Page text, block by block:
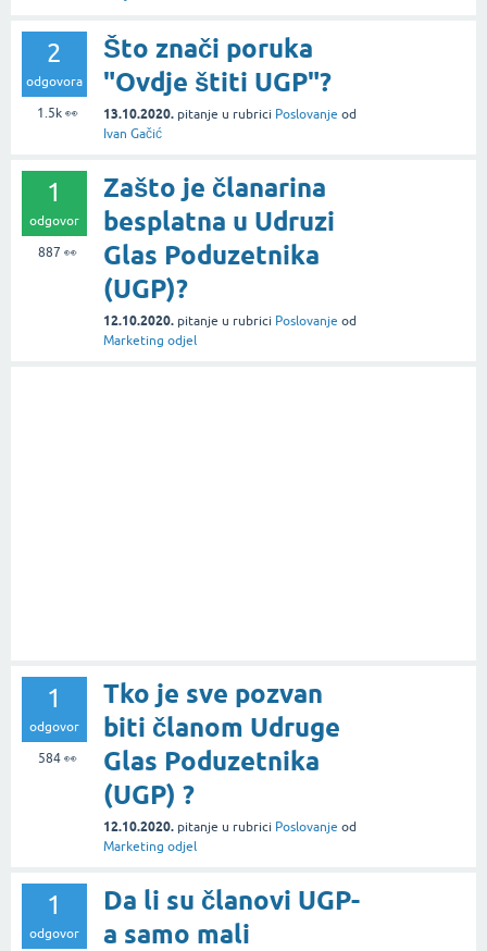
2
odgovora
1.5k👀
Što znači poruka
"Ovdje štiti UGP"?
13.10.2020. pitanje u rubrici Poslovanje od
Ivan Gačić
1
odgovor
887 👀
Zašto je članarina
besplatna u Udruzi
Glas Poduzetnika
(UGP)?
12.10.2020. pitanje u rubrici Poslovanje od
Marketing odjel
1
odgovor
584👀
Tko je sve pozvan
biti članom Udruge
Glas Poduzetnika
(UGP) ?
12.10.2020. pitanje u rubrici Poslovanje od
Marketing odjel
1
odgovor
Da li su članovi UGP-
a samo mali